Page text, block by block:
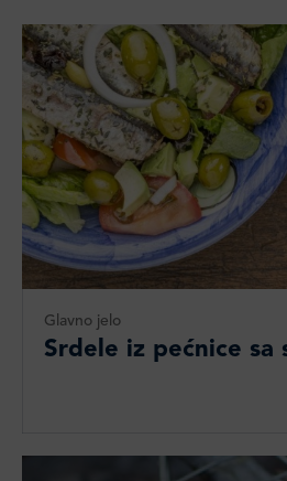
Glavno jelo
Srdele iz pećnice sa